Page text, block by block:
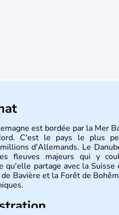
est bordée par la Mer
C'est le pays le plus
d'Allemands. Le
fleuves majeurs qui y
qu'elle partage avec la
Bavière et la Forêt de